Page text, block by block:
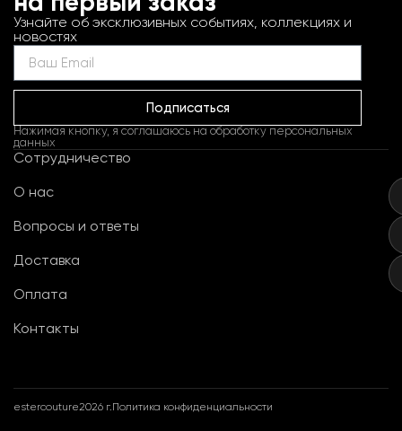
Узнайте об эксклюзивных событиях, коллекциях и
новостях
Подписаться
Нажимая кнопку, я соглашаюсь на обработку персональных
данных
Сотрудничество
О нас
Вопросы и ответы
Доставка
Оплата
Контакты
estercouture2026 г. Политика конфиденциальности